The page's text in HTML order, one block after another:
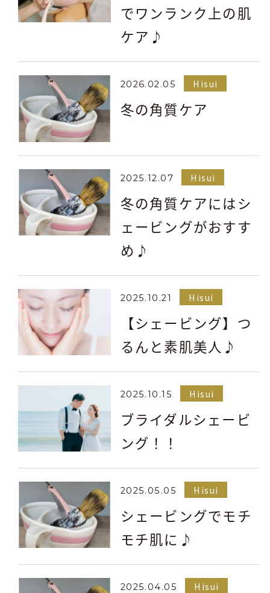
でワンランク上の肌
ケア♪
2026.02.05 Hisui
冬の角質ケア
2025.12.07 Hisui
冬の角質ケアにはシ
ェービングがおすす
め♪
2025.10.21 Hisui
【シェービング】つ
るんと素肌美人♪
2025.10.15 Hisui
ブライダルシェービ
ング！！
2025.05.05 Hisui
シェービングでモチ
モチ肌に♪
2025.04.05 Hisui